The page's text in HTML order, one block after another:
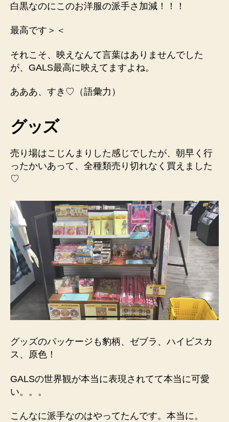
白黒なのにこのお洋服の派手さ加減！！！
最高です＞＜
それこそ、映えなんて言葉はありませんでした
が、GALS最高に映えてますよね。
あああ、すき♡（語彙力）
グッズ
売り場はこじんまりした感じでしたが、朝早く行
ったかいあって、全種類売り切れなく買えました
♡
グッズのパッケージも豹柄、ゼブラ、ハイビスカ
ス、原色！
GALSの世界観が本当に表現されてて本当に可愛
い。。。
こんなに派手なのはやってたんです。本当に。